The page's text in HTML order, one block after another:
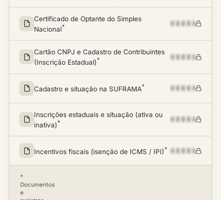
Certificado de Optante do Simples
Nacional*
Cartão CNPJ e Cadastro de Contribuintes
(Inscrição Estadual)*
Cadastro e situação na SUFRAMA*
Inscrições estaduais e situação (ativa ou
inativa)*
Incentivos fiscais (isenção de ICMS / IPI)*
*
Documentos
e